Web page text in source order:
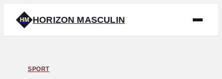
HM HORIZON MASCULIN
SPORT